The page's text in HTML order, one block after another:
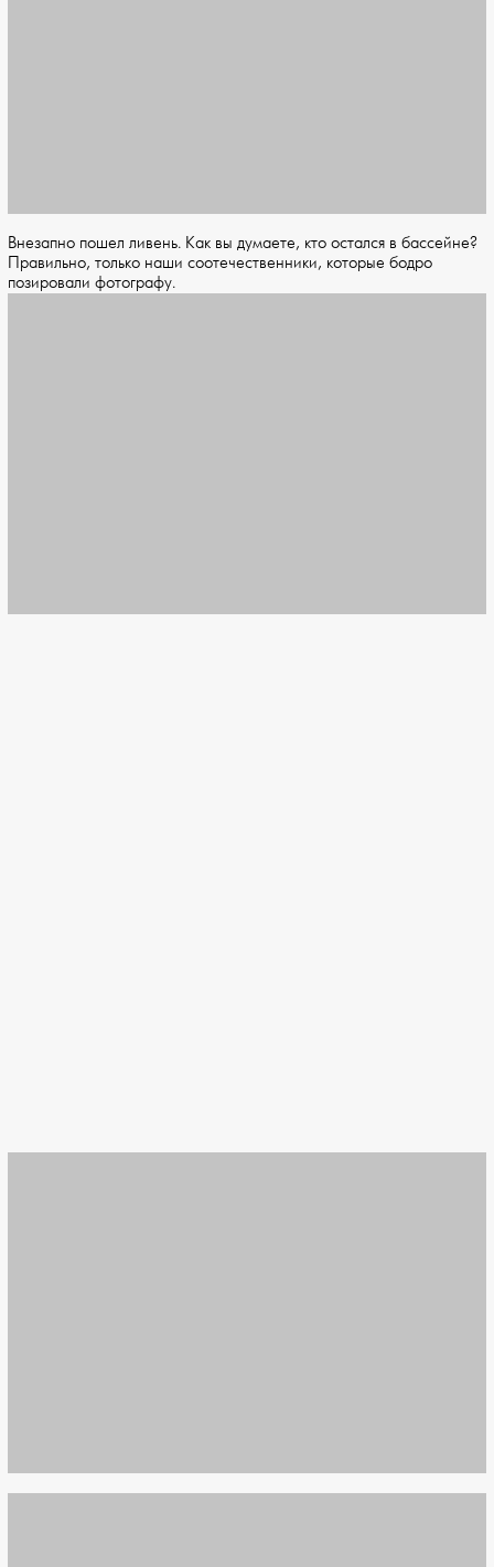
Внезапно пошел ливень. Как вы думаете, кто остался в бассейне?
Правильно, только наши соотечественники, которые бодро
позировали фотографу.